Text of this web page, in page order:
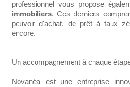
professionnel vous propose
immobiliers. Ces derniers
pouvoir d'achat, de prêt à taux
encore.
Un accompagnement à chaque
Novanéa est une entreprise